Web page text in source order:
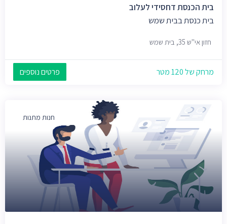
בית הכנסת דחסידי לעלוב
בית כנסת בבית שמש
חזון אי"ש 35, בית שמש
מרחק של 120 מטר פרטים נוספים
חנות מתנות